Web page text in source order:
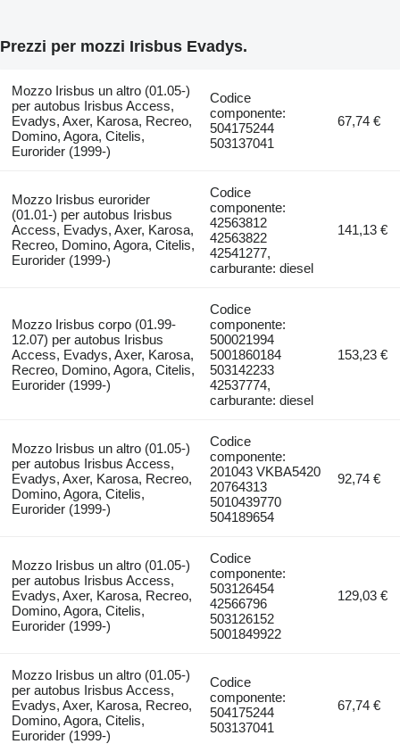
Prezzi per mozzi Irisbus Evadys.
Mozzo Irisbus un altro (01.05-)
per autobus Irisbus Access,
Evadys, Axer, Karosa, Recreo,
Domino, Agora, Citelis,
Eurorider (1999-)
Codice
componente:
504175244
503137041
67,74 €
Mozzo Irisbus eurorider
(01.01-) per autobus Irisbus
Access, Evadys, Axer, Karosa,
Recreo, Domino, Agora, Citelis,
Eurorider (1999-)
Codice
componente:
42563812
42563822
42541277,
carburante: diesel
141,13 €
Mozzo Irisbus corpo (01.99-
12.07) per autobus Irisbus
Access, Evadys, Axer, Karosa,
Recreo, Domino, Agora, Citelis,
Eurorider (1999-)
Codice
componente:
500021994
5001860184
503142233
42537774,
carburante: diesel
153,23 €
Mozzo Irisbus un altro (01.05-)
per autobus Irisbus Access,
Evadys, Axer, Karosa, Recreo,
Domino, Agora, Citelis,
Eurorider (1999-)
Codice
componente:
201043 VKBA5420
20764313
5010439770
504189654
92,74 €
Mozzo Irisbus un altro (01.05-)
per autobus Irisbus Access,
Evadys, Axer, Karosa, Recreo,
Domino, Agora, Citelis,
Eurorider (1999-)
Codice
componente:
503126454
42566796
503126152
5001849922
129,03 €
Mozzo Irisbus un altro (01.05-)
per autobus Irisbus Access,
Evadys, Axer, Karosa, Recreo,
Domino, Agora, Citelis,
Eurorider (1999-)
Codice
componente:
504175244
503137041
67,74 €